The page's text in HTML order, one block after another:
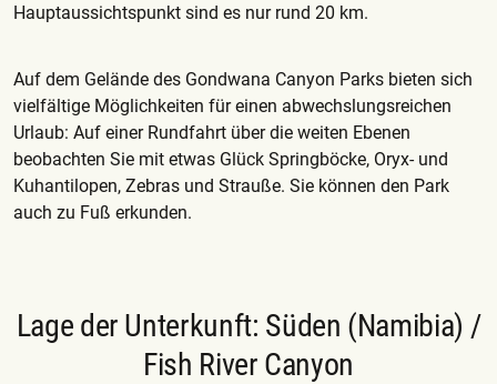
Hauptaussichtspunkt sind es nur rund 20 km.
Auf dem Gelände des Gondwana Canyon Parks bieten sich
vielfältige Möglichkeiten für einen abwechslungsreichen
Urlaub: Auf einer Rundfahrt über die weiten Ebenen
beobachten Sie mit etwas Glück Springböcke, Oryx- und
Kuhantilopen, Zebras und Strauße. Sie können den Park
auch zu Fuß erkunden.
Lage der Unterkunft: Süden (Namibia) /
Fish River Canyon